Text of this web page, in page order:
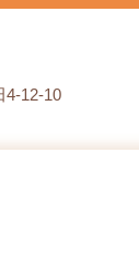
4-12-10